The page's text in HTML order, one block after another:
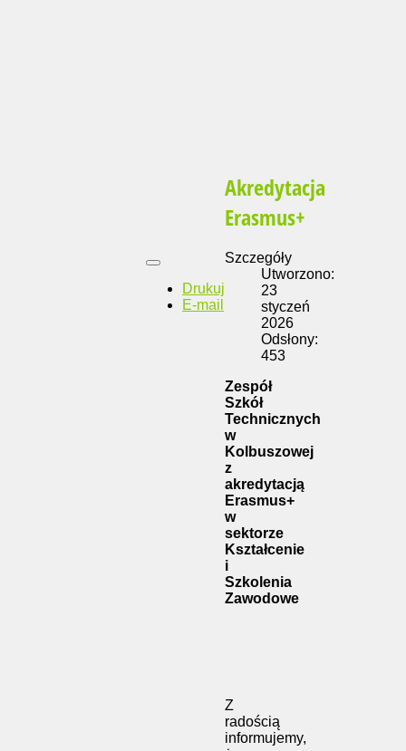
Akredytacja
Erasmus+
Drukuj
E-mail
Szczegóły
Utworzono:
23
styczeń
2026
Odsłony:
453
Zespół
Szkół
Technicznych
w
Kolbuszowej
z
akredytacją
Erasmus+
w
sektorze
Kształcenie
i
Szkolenia
Zawodowe
Z
radością
informujemy,